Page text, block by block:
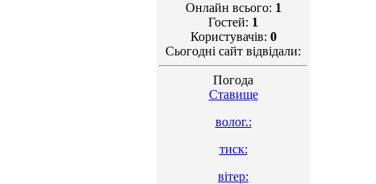
Онлайн всього: 1
Гостей: 1
Користувачів: 0
Сьогодні сайт відвідали:
Погода
Ставище
волог.:
тиск:
вітер: